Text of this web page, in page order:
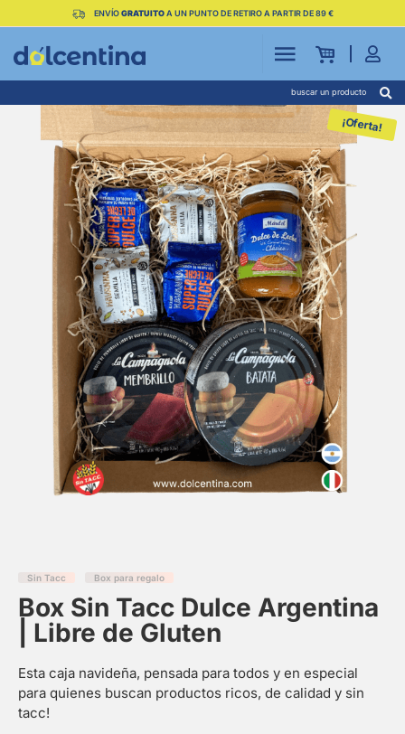
ENVÍOGRATUITOA UN PUNTO DE RETIRO A PARTIR DE 89 €
buscar un producto
¡Oferta!
Sin Tacc Box para regalo
Box Sin Tacc Dulce Argentina
| Libre de Gluten
Esta caja navideña, pensada para todos y en especial
para quienes buscan productos ricos, de calidad y sin
tacc!